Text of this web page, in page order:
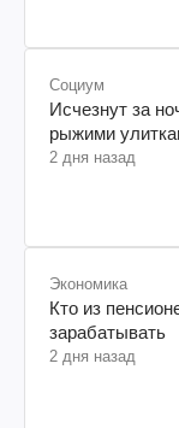
Социум
Исчезнут за
рыжими
2 дня назад
Экономика
Кто из
зарабатывать
2 дня назад